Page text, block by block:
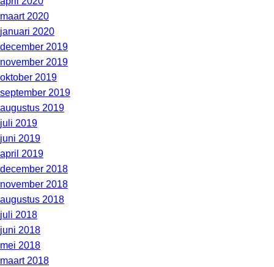
maart 2020
januari 2020
december 2019
november 2019
oktober 2019
september 2019
augustus 2019
juli 2019
juni 2019
april 2019
december 2018
november 2018
augustus 2018
juli 2018
juni 2018
mei 2018
maart 2018